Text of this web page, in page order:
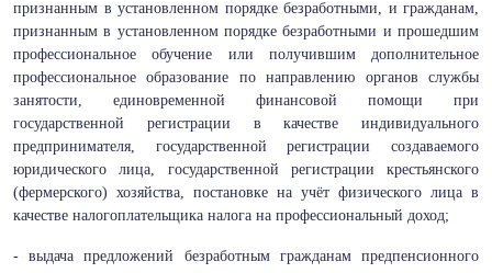
признанным в установленном порядке безработными, и гражданам,
признанным в установленном порядке безработными и прошедшим
профессиональное обучение или получившим дополнительное
профессиональное образование по направлению органов службы
занятости, единовременной финансовой помощи при
государственной регистрации в качестве индивидуального
предпринимателя, государственной регистрации создаваемого
юридического лица, государственной регистрации крестьянского
(фермерского) хозяйства, постановке на учёт физического лица в
качестве налогоплательщика налога на профессиональный доход;
- выдача предложений безработным гражданам предпенсионного